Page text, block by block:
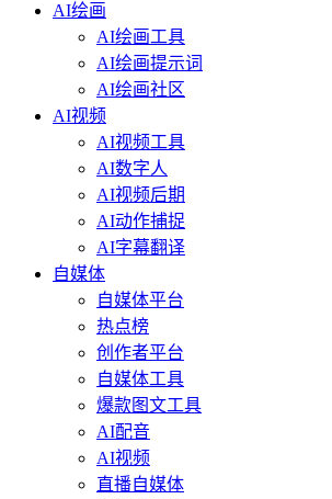
AI绘画
AI绘画工具
AI绘画提示词
AI绘画社区
AI视频
AI视频工具
AI数字人
AI视频后期
AI动作捕捉
AI字幕翻译
自媒体
自媒体平台
热点榜
创作者平台
自媒体工具
爆款图文工具
AI配音
AI视频
直播自媒体